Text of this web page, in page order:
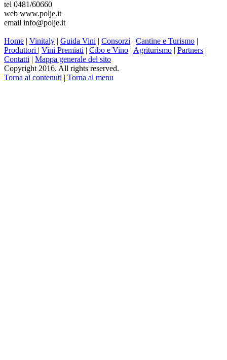
tel 0481/60660
web www.polje.it
email info@polje.it
Home | Vinitaly | Guida Vini | Consorzi | Cantine e Turismo |
Produttori | Vini Premiati | Cibo e Vino | Agriturismo | Partners |
Contatti | Mappa generale del sito
Copyright 2016. All rights reserved.
Torna ai contenuti | Torna al menu